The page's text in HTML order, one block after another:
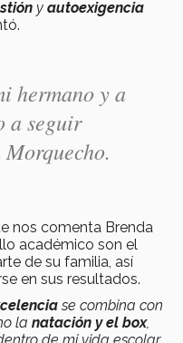
y autoexigencia
hermano y a
a seguir
nos comenta Brenda
académico son el
de su familia, así
en sus resultados.
se combina con
la natación y el box,